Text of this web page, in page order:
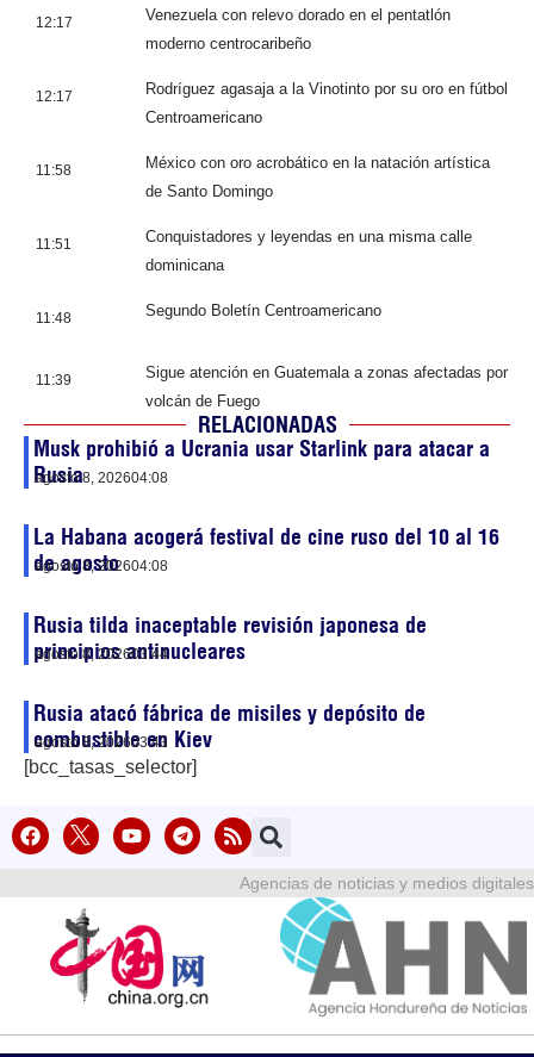
12:17
Venezuela con relevo dorado en el pentatlón
moderno centrocaribeño
12:17
Rodríguez agasaja a la Vinotinto por su oro en fútbol
Centroamericano
11:58
México con oro acrobático en la natación artística
de Santo Domingo
11:51
Conquistadores y leyendas en una misma calle
dominicana
11:48 Segundo Boletín Centroamericano
11:39
Sigue atención en Guatemala a zonas afectadas por
volcán de Fuego
RELACIONADAS
Musk prohibió a Ucrania usar Starlink para atacar a
Rusia
agosto 8, 202604:08
La Habana acogerá festival de cine ruso del 10 al 16
de agosto
agosto 8, 202604:08
Rusia tilda inaceptable revisión japonesa de
principios antinucleares
agosto 8, 202603:44
Rusia atacó fábrica de misiles y depósito de
combustible en Kiev
agosto 8, 202603:43
[bcc_tasas_selector]
Agencias de noticias y medios digitales